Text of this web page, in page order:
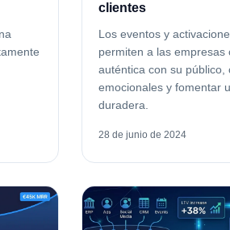
clientes
Los eventos y
permiten a las empresas
auténtica con su público,
emocionales y fomentar
duradera.
28 de junio de 2024